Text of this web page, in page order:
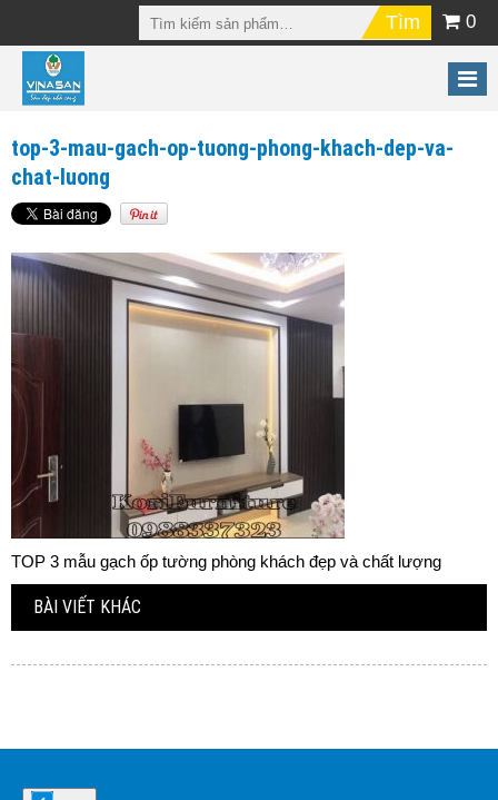
0
top-3-mau-gach-op-tuong-phong-khach-dep-va-
chat-luong
TOP 3 mẫu gạch ốp tường phòng khách đẹp và chất lượng
BÀI VIẾT KHÁC